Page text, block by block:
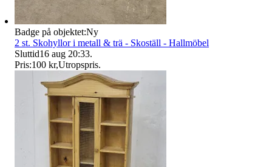
Badge på objektet:Ny
2 st. Skohyllor i metall & trä - Skoställ - Hallmöbel
Sluttid16 aug 20:33.
Pris:100 kr,Utropspris.